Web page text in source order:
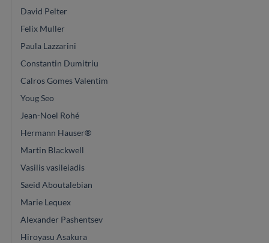
David Pelter
Felix Muller
Paula Lazzarini
Constantin Dumitriu
Calros Gomes Valentim
Youg Seo
Jean-Noel Rohé
Hermann Hauser®
Martin Blackwell
Vasilis vasileiadis
Saeid Aboutalebian
Marie Lequex
Alexander Pashentsev
Hiroyasu Asakura